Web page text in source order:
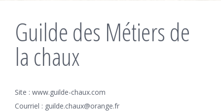
Guilde des Métiers de
la chaux
Site : www.guilde-chaux.com
Courriel : guilde.chaux@orange.fr